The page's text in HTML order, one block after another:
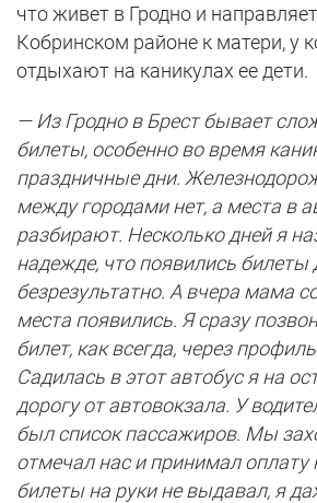
что живет в Гродно и
Кобринcком районе к матери, у
отдыхают на каникулах ее дети.
— Из Гродно в Брест бывает
билеты, особенно во время
праздничные дни.
между городами нет, а места в
разбирают. Несколько дней я
надежде, что появились билеты
безрезультатно. А вчера мама
места появились. Я сразу
билет, как всегда, через
Садилась в этот автобус я на
дорогу от автовокзала. У
был список пассажиров. Мы
отмечал нас и принимал
билеты на руки не выдавал, я